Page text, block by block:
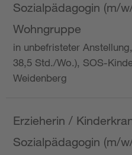
Sozialpädagogin (m/
Wohngruppe
in unbefristeter
38,5 Std./Wo.), SOS-
Weidenberg
Erzieherin /
Sozialpädagogin (m/